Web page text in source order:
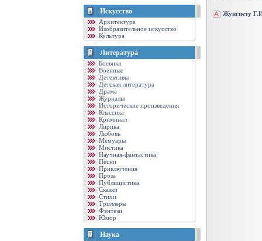
Искусство
Архитектура
Изобразительное искусство
Культура
Литература
Боевики
Военные
Детективы
Детская литература
Драма
Журналы
Исторические произведения
Классика
Криминал
Лирика
Любовь
Мемуары
Мистика
Научная-фантастика
Песни
Приключения
Проза
Публицистика
Сказки
Стихи
Триллеры
Фэнтези
Юмор
Наука
Жунгиету